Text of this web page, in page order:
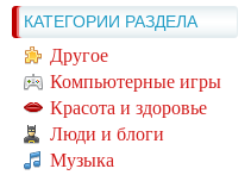
КАТЕГОРИИ РАЗДЕЛА
Другое
Компьютерные игры
Красота и здоровье
Люди и блоги
Музыка